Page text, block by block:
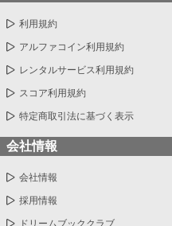
利用規約
アルファコイン利用規約
レンタルサービス利用規約
スコア利用規約
特定商取引法に基づく表示
会社情報
会社情報
採用情報
ドリームブッククラブ